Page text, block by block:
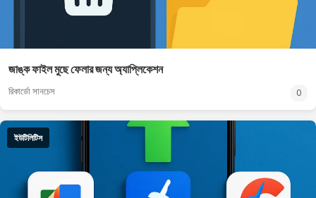
জাঙ্ক ফাইল মুছে ফেলার জন্য অ্যাপ্লিকেশন
রিকার্ডো সানচেস 0
ইউটিলিটিস